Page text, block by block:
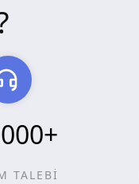
+
TALEBİ